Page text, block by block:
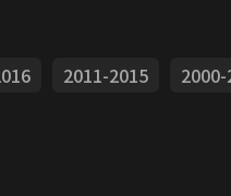
2011-2015